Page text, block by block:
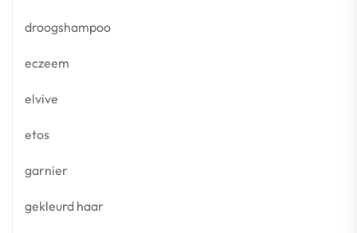
droogshampoo
eczeem
elvive
etos
garnier
gekleurd haar